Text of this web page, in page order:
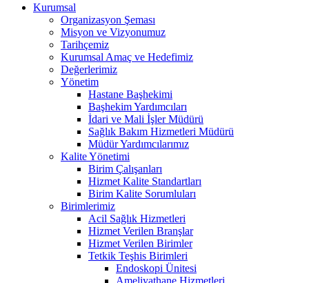
Kurumsal
Organizasyon Şeması
Misyon ve Vizyonumuz
Tarihçemiz
Kurumsal Amaç ve Hedefimiz
Değerlerimiz
Yönetim
Hastane Başhekimi
Başhekim Yardımcıları
İdari ve Mali İşler Müdürü
Sağlık Bakım Hizmetleri Müdürü
Müdür Yardımcılarımız
Kalite Yönetimi
Birim Çalışanları
Hizmet Kalite Standartları
Birim Kalite Sorumluları
Birimlerimiz
Acil Sağlık Hizmetleri
Hizmet Verilen Branşlar
Hizmet Verilen Birimler
Tetkik Teşhis Birimleri
Endoskopi Ünitesi
Ameliyathane Hizmetleri